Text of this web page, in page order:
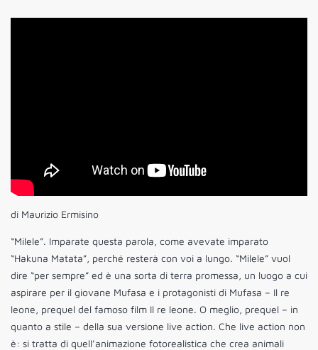
di Maurizio Ermisino
“Milele”. Imparate questa parola, come avevate imparato
“Hakuna Matata”, perché resterà con voi a lungo. “Milele” vuol
dire “per sempre” ed è una sorta di terra promessa, un luogo a cui
aspirare per il giovane Mufasa e i protagonisti di Mufasa – Il re
leone, prequel del famoso film Il re leone. O meglio, prequel – in
quanto a stile – della sua versione live action. Che live action non
è: si tratta di quell’animazione fotorealistica che crea animali